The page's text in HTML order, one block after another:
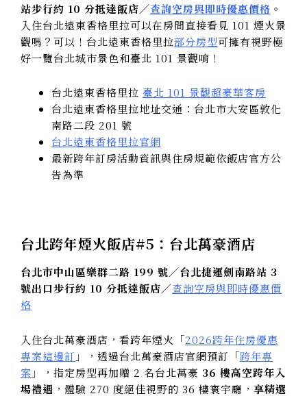
站步行約 10 分抵達飯店／查詢空房與即時優惠價格 。
入住台北遠東香格里拉可以在房間直接看見 101 煙火景
觀嗎？可以！台北遠東香格里拉部分房型可擁有視野極
好一覽台北城市景色和臺北 101 景觀唷！
台北遠東香格里拉 臺北 101 景觀超豪華客房
台北遠東香格里拉地址交通：台北市大安區敦化
南路二段 201 號
台北遠東香格里拉官網
最新跨年訂房活動資訊與住房規範依飯店官方公
告為準
台北跨年煙火飯店#5： 台北萬豪酒店
台北市中山區樂群二路 199 號／台北捷運劍南路站 3
號出口步行約 10 分抵達飯店／查詢空房與即時優惠價
格
入住台北萬豪酒店，看跨年煙火「2026跨年住房優惠
專案這邊訂 」，透過台北萬豪酒店官網預訂「跨年專
案 」，指定房型再加贈 2 名台北萬豪 36 樓高空跨年入
場禮遇 ，體驗 270 度絕佳視野的 36 樓寰宇廳， 享精選